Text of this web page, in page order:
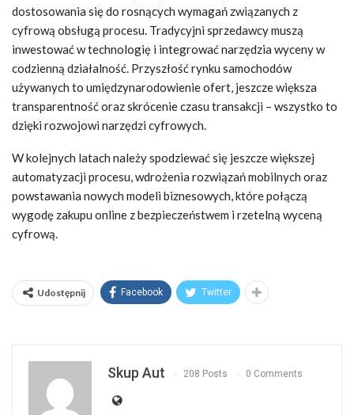
dostosowania się do rosnących wymagań związanych z
cyfrową obsługą procesu. Tradycyjni sprzedawcy muszą
inwestować w technologię i integrować narzędzia wyceny w
codzienną działalność. Przyszłość rynku samochodów
używanych to umiędzynarodowienie ofert, jeszcze większa
transparentność oraz skrócenie czasu transakcji – wszystko to
dzięki rozwojowi narzędzi cyfrowych.
W kolejnych latach należy spodziewać się jeszcze większej
automatyzacji procesu, wdrożenia rozwiązań mobilnych oraz
powstawania nowych modeli biznesowych, które połączą
wygodę zakupu online z bezpieczeństwem i rzetelną wyceną
cyfrową.
Udostępnij Facebook Twitter
Skup Aut 208 Posts 0 Comments